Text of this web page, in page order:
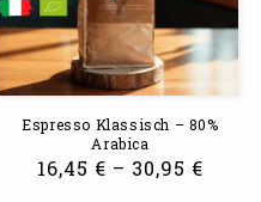
Espresso Klassisch – 80%
Arabica
16,45 € – 30,95 €